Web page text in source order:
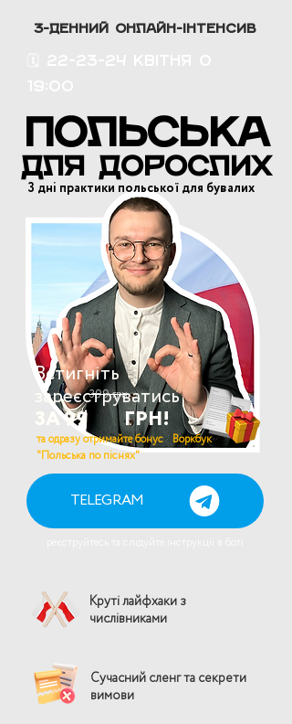
3-ДЕННИЙ ОНЛАЙН-ІНТЕНСИВ
ПОЛЬСЬКА
ДЛЯ ДОРОСЛИХ
3 дні практики польської для бувалих
Встигніть
зареєструватись
ЗА 99 ГРН!
399 грн.
та одразу отримайте бонус Воркбук
"Польська по піснях"
TELEGRAM
Круті лайфхаки з
числівниками
Сучасний сленг та секрети
вимови